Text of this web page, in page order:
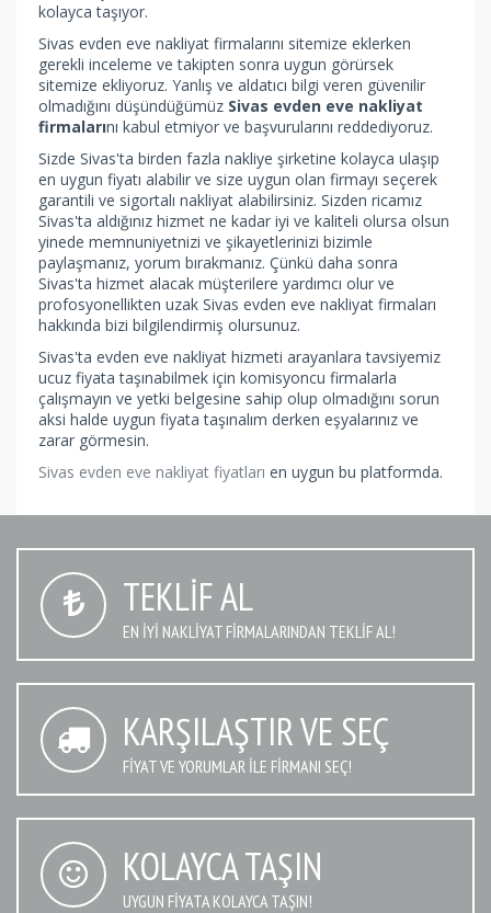
kolayca taşıyor.
Sivas evden eve nakliyat firmalarını sitemize eklerken
gerekli inceleme ve takipten sonra uygun görürsek
sitemize ekliyoruz. Yanlış ve aldatıcı bilgi veren güvenilir
olmadığını düşündüğümüz Sivas evden eve nakliyat
firmalarını kabul etmiyor ve başvurularını reddediyoruz.
Sizde Sivas'ta birden fazla nakliye şirketine kolayca ulaşıp
en uygun fiyatı alabilir ve size uygun olan firmayı seçerek
garantili ve sigortalı nakliyat alabilirsiniz. Sizden ricamız
Sivas'ta aldığınız hizmet ne kadar iyi ve kaliteli olursa olsun
yinede memnuniyetnizi ve şikayetlerinizi bizimle
paylaşmanız, yorum bırakmanız. Çünkü daha sonra
Sivas'ta hizmet alacak müşterilere yardımcı olur ve
profosyonellikten uzak Sivas evden eve nakliyat firmaları
hakkında bizi bilgilendirmiş olursunuz.
Sivas'ta evden eve nakliyat hizmeti arayanlara tavsiyemiz
ucuz fiyata taşınabilmek için komisyoncu firmalarla
çalışmayın ve yetki belgesine sahip olup olmadığını sorun
aksi halde uygun fiyata taşınalım derken eşyalarınız ve
zarar görmesin.
Sivas evden eve nakliyat fiyatları en uygun bu platformda.
TEKLIF AL
EN IYI NAKLIYAT FIRMALARINDAN TEKLIF AL!
KARŞILAŞTIR VE SEÇ
FIYAT VE YORUMLAR İLE FIRMANI SEÇ!
KOLAYCA TAŞIN
UYGUN FIYATA KOLAYCA TAŞIN!